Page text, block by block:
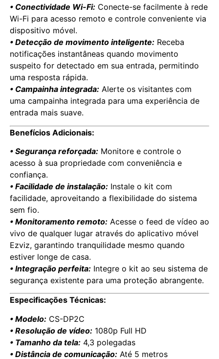
• Conectividade Wi-Fi: Conecte-se facilmente à rede
Wi-Fi para acesso remoto e controle conveniente via
dispositivo móvel.
• Detecção de movimento inteligente: Receba
notificações instantâneas quando movimento
suspeito for detectado em sua entrada, permitindo
uma resposta rápida.
• Campainha integrada: Alerte os visitantes com
uma campainha integrada para uma experiência de
entrada mais suave.
Benefícios Adicionais:
• Segurança reforçada: Monitore e controle o
acesso à sua propriedade com conveniência e
confiança.
• Facilidade de instalação: Instale o kit com
facilidade, aproveitando a flexibilidade do sistema
sem fio.
• Monitoramento remoto: Acesse o feed de vídeo ao
vivo de qualquer lugar através do aplicativo móvel
Ezviz, garantindo tranquilidade mesmo quando
estiver longe de casa.
• Integração perfeita: Integre o kit ao seu sistema de
segurança existente para uma proteção abrangente.
Especificações Técnicas:
• Modelo: CS-DP2C
• Resolução de vídeo: 1080p Full HD
• Tamanho da tela: 4,3 polegadas
• Distância de comunicação: Até 5 metros